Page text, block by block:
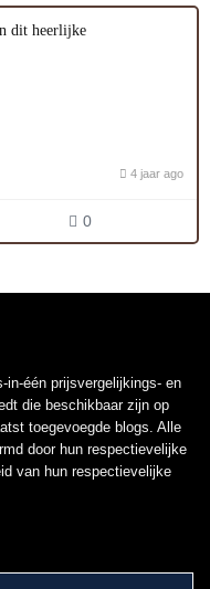
dit heerlijke
4 jaar ago
0
in-één prijsvergelijkings- en
die beschikbaar zijn op
toegevoegde blogs. Alle
door hun respectievelijke
van hun respectievelijke